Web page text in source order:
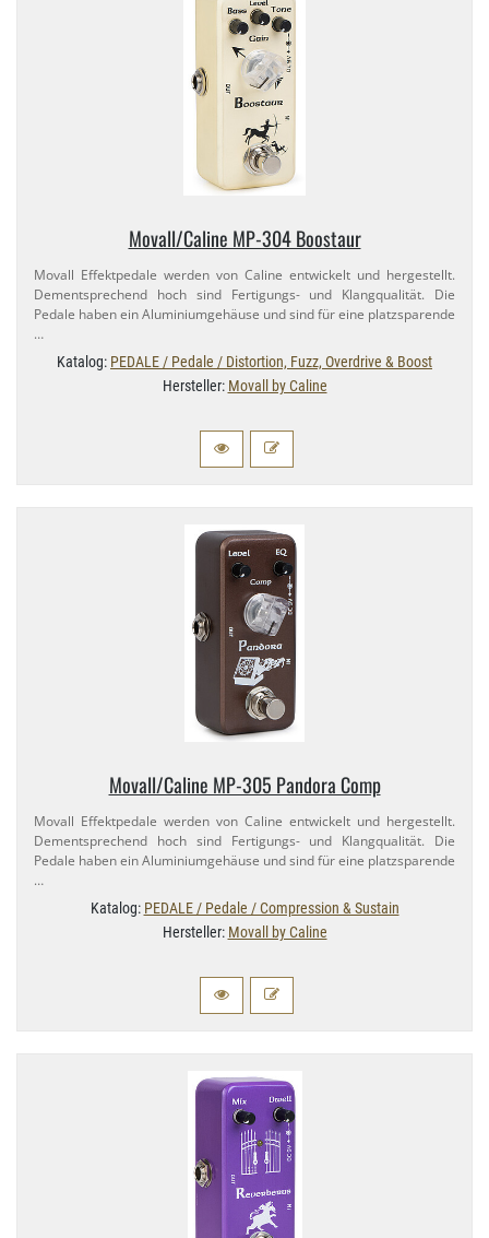
Movall/​Caline MP-​304 Boostaur
Movall Effektpedale werden von Caline entwickelt und hergestellt.
Dementsprechend hoch sind Fertigungs- und Klangqualität. Die
Pedale haben ein Aluminiumgehäuse und sind für eine platzsparende
…
Katalog: PEDALE / Pedale / Distortion, Fuzz, Overdrive & Boost
Hersteller: Movall by Caline
Movall/​Caline MP-​305 Pandora Comp
Movall Effektpedale werden von Caline entwickelt und hergestellt.
Dementsprechend hoch sind Fertigungs- und Klangqualität. Die
Pedale haben ein Aluminiumgehäuse und sind für eine platzsparende
…
Katalog: PEDALE / Pedale / Compression & Sustain
Hersteller: Movall by Caline